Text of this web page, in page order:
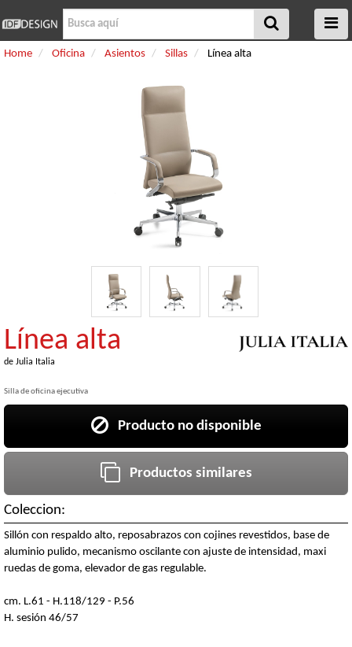
Home Oficina Asientos Sillas Línea alta
Línea alta
de Julia Italia
Silla de oficina ejecutiva
Producto no disponible
Productos similares
Coleccion:
Sillón con respaldo alto, reposabrazos con cojines revestidos, base de
aluminio pulido, mecanismo oscilante con ajuste de intensidad, maxi
ruedas de goma, elevador de gas regulable.
cm. L.61 - H.118/129 - P.56
H. sesión 46/57